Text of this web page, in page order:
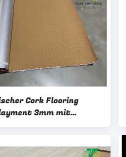
Cork Flooring
3mm mit
Komfort-